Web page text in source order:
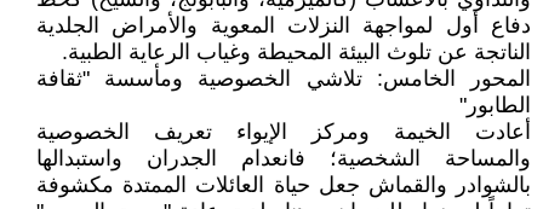
دفاع أول لمواجهة النزلات المعوية والأمراض الجلدية
الناتجة عن تلوث البيئة المحيطة وغياب الرعاية الطبية.
المحور الخامس: تلاشي الخصوصية ومأسسة "ثقافة
الطابور"
أعادت الخيمة ومركز الإيواء تعريف الخصوصية
والمساحة الشخصية؛ فانعدام الجدران واستبدالها
بالشوادر والقماش جعل حياة العائلات الممتدة مكشوفة